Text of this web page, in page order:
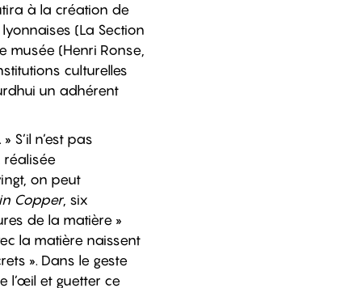
à la création de
(La Section
musée (Henri Ronse,
culturelles
un adhérent
n’est pas
réalisée
on peut
Copper, six
de la matière »
la matière naissent
». Dans le geste
l’œil et guetter ce